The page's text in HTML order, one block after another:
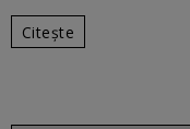
Citește